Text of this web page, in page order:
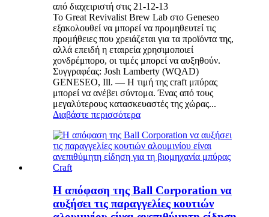
από διαχειριστή στις 21-12-13
Το Great Revivalist Brew Lab στο Geneseo
εξακολουθεί να μπορεί να προμηθευτεί τις
προμήθειες που χρειάζεται για τα προϊόντα της,
αλλά επειδή η εταιρεία χρησιμοποιεί
χονδρέμπορο, οι τιμές μπορεί να αυξηθούν.
Συγγραφέας: Josh Lamberty (WQAD)
GENESEO, Ill. — Η τιμή της craft μπύρας
μπορεί να ανέβει σύντομα. Ένας από τους
μεγαλύτερους κατασκευαστές της χώρας...
Διαβάστε περισσότερα
Η απόφαση της Ball Corporation να
αυξήσει τις παραγγελίες κουτιών